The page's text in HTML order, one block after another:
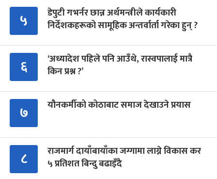
५
डेपुटी गभर्नर छान्न अर्थमन्त्रीले कार्यकारी
निर्देशकहरूको सामूहिक अन्तर्वार्ता गरेका हुन् ?
६
‘अध्यादेश पहिले पनि आउँथे, रास्वपालाई मात्रै
किन प्रश्न ?’
७ यौनकर्मीको कोठाबाट समाज देखाउने प्रयास
८
राजमार्ग दायाँबायाँका जग्गामा लाग्ने विकास कर
५ प्रतिशत बिन्दु बढाइँदै